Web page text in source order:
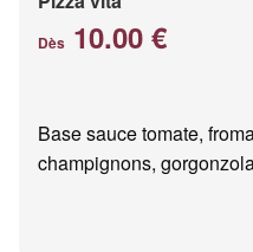
Dès 10.00 €
Base sauce tomate,
champignons,